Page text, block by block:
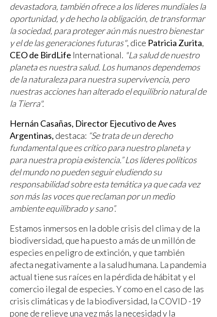
devastadora, también ofrece a los líderes mundiales la
oportunidad, y de hecho la obligación, de transformar
la sociedad, para proteger aún más nuestro bienestar
y el de las generaciones futuras", dice Patricia Zurita,
CEO de BirdLife International. "La salud de nuestro
planeta es nuestra salud. Los humanos dependemos
de la naturaleza para nuestra supervivencia, pero
nuestras acciones han alterado el equilibrio natural de
la Tierra".
Hernán Casañas, Director Ejecutivo de Aves
Argentinas, destaca: “Se trata de un derecho
fundamental que es crítico para nuestro planeta y
para nuestra propia existencia.” Los líderes políticos
del mundo no pueden seguir eludiendo su
responsabilidad sobre esta temática ya que cada vez
son más las voces que reclaman por un medio
ambiente equilibrado y sano”.
Estamos inmersos en la doble crisis del clima y de la
biodiversidad, que ha puesto a más de un millón de
especies en peligro de extinción, y que también
afecta negativamente a la salud humana. La pandemia
actual tiene sus raíces en la pérdida de hábitat y el
comercio ilegal de especies. Y como en el caso de las
crisis climáticas y de la biodiversidad, la COVID -19
pone de relieve una vez más la necesidad y la